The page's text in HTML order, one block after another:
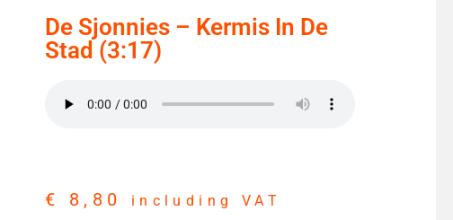
De Sjonnies – Kermis In De
Stad (3:17)
€ 8,80 including VAT